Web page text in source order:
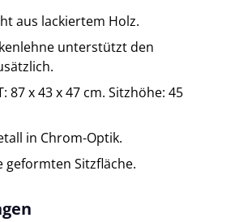
aus lackiertem Holz.
unterstützt den
87 x 43 x 47 cm. Sitzhöhe: 45
in Chrom-Optik.
geformten Sitzfläche.